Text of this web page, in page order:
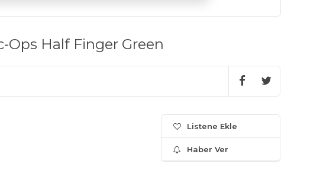
Ops Half Finger Green
Listene Ekle
Haber Ver